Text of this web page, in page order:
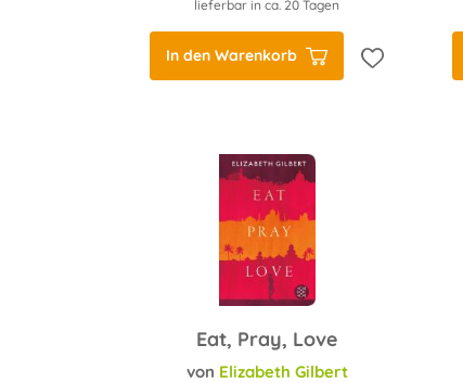
lieferbar in ca. 20 Tagen
In den Warenkorb
Eat, Pray, Love
von Elizabeth Gilbert